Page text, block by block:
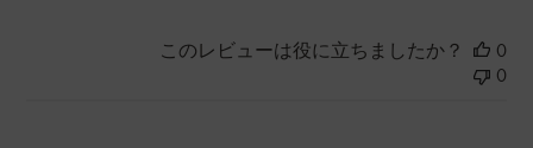
このレビューは役に立ちましたか？
0
0